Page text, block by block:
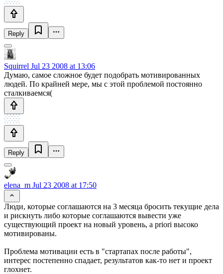
Reply
Squirrel Jul 23 2008 at 13:06
Думаю, самое сложное будет подобрать мотивированных
людей. По крайней мере, мы с этой проблемой постоянно
сталкиваемся(
Reply
elena_m Jul 23 2008 at 17:50
Люди, которые соглашаются на 3 месяца бросить текущие дела
и рискнуть либо которые соглашаются вывести уже
существующий проект на новый уровень, a priori высоко
мотивированы.
Проблема мотивации есть в "стартапах после работы",
интерес постепенно спадает, результатов как-то нет и проект
глохнет.